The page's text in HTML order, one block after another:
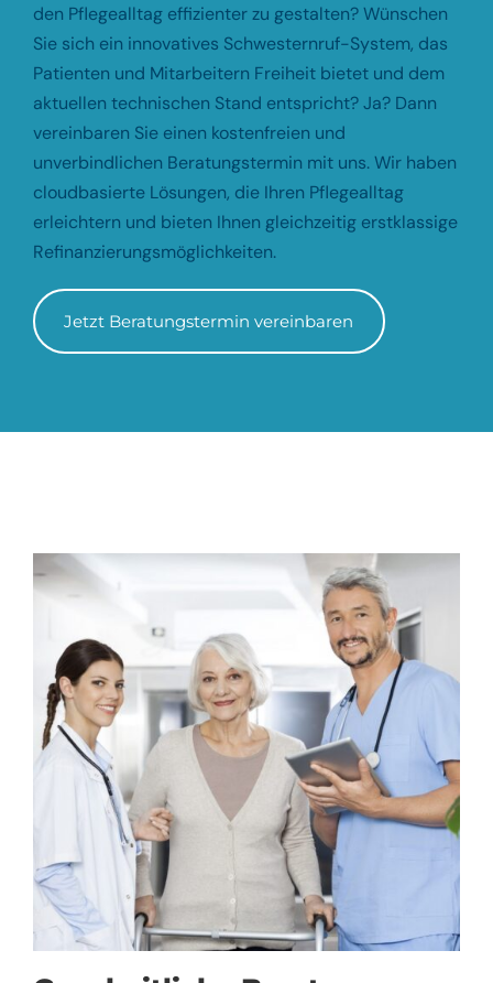
den Pflegealltag effizienter zu gestalten? Wünschen
Sie sich ein innovatives Schwesternruf-System, das
Patienten und Mitarbeitern Freiheit bietet und dem
aktuellen technischen Stand entspricht? Ja? Dann
vereinbaren Sie einen kostenfreien und
unverbindlichen Beratungstermin mit uns. Wir haben
cloudbasierte Lösungen, die Ihren Pflegealltag
erleichtern und bieten Ihnen gleichzeitig erstklassige
Refinanzierungsmöglichkeiten.
Jetzt Beratungstermin vereinbaren